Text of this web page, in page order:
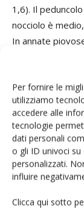
Per fornire le
utilizziamo
accedere alle
tecnologie
dati personali
o gli ID univoci
personalizzati.
influire
Clicca qui sotto
1,6). Il
nocciolo è
In annate
momento e
possono
frutto.
e commerciale,
copertura